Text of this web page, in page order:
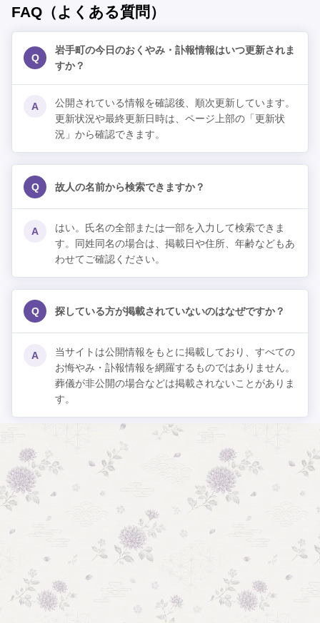
FAQ（よくある質問）
Q
岩手町の今日のおくやみ・訃報情報はいつ更新されま
すか？
A
公開されている情報を確認後、順次更新しています。
更新状況や最終更新日時は、ページ上部の「更新状
況」から確認できます。
Q 故人の名前から検索できますか？
A
はい。氏名の全部または一部を入力して検索できま
す。同姓同名の場合は、掲載日や住所、年齢などもあ
わせてご確認ください。
Q 探している方が掲載されていないのはなぜですか？
A
当サイトは公開情報をもとに掲載しており、すべての
お悔やみ・訃報情報を網羅するものではありません。
葬儀が非公開の場合などは掲載されないことがありま
す。